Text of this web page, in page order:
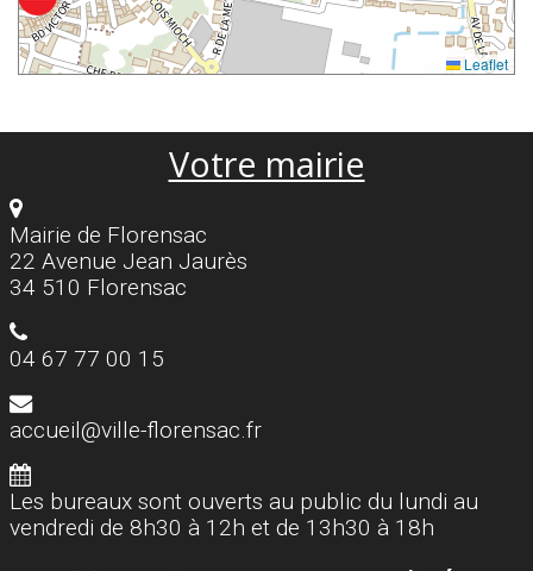
Leaflet
Votre mairie
Mairie de Florensac
22 Avenue Jean Jaurès
34 510 Florensac
04 67 77 00 15
accueil@ville-florensac.fr
Les bureaux sont ouverts au public du lundi au
vendredi de 8h30 à 12h et de 13h30 à 18h